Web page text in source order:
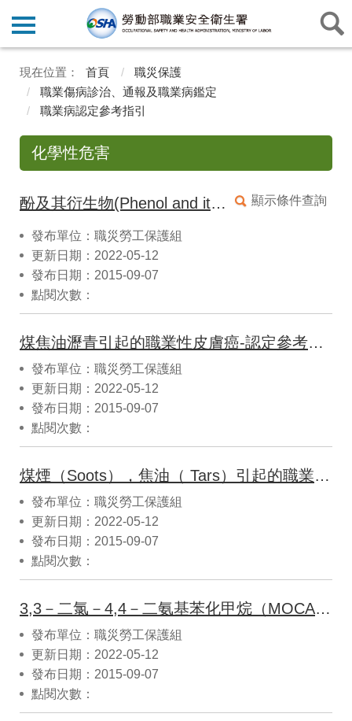
首頁
職災保護
職業傷病診治、通報及職業病鑑定
職業病認定參考指引
化學性危害
顯示條件查詢
酚及其衍生物(Phenol and its derivatives)：酚(Phenol)、硝基酚 (Nitrophenol)、甲酚(Cresol)與其他衍生物引起之中毒及其續發症認定參考指引
發布單位：職災勞工保護組
更新日期：2022-05-12
發布日期：2015-09-07
點閱次數：
煤焦油瀝青引起的職業性皮膚癌-認定參考指引
發布單位：職災勞工保護組
更新日期：2022-05-12
發布日期：2015-09-07
點閱次數：
煤煙（Soots），焦油（ Tars）引起的職業性皮膚癌認定參考指引
發布單位：職災勞工保護組
更新日期：2022-05-12
發布日期：2015-09-07
點閱次數：
3,3－二氯－4,4－二氨基苯化甲烷（MOCA）引起之職業性膀胱癌認定參考指引
發布單位：職災勞工保護組
更新日期：2022-05-12
發布日期：2015-09-07
點閱次數：